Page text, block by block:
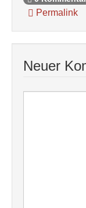
Permalink
Neuer